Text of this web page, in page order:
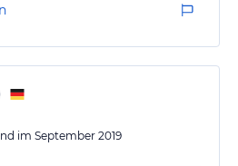
im September 2019